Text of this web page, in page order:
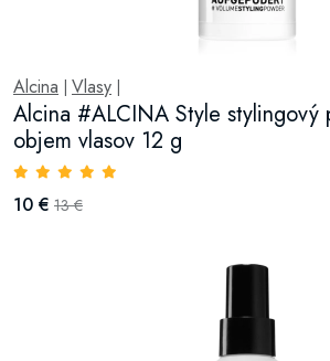
Alcina Vlasy
Alcina #ALCINA Style stylingový
objem vlasov 12 g
10 € 13 €